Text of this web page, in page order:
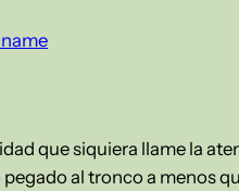
que siquiera llame la
al tronco a menos